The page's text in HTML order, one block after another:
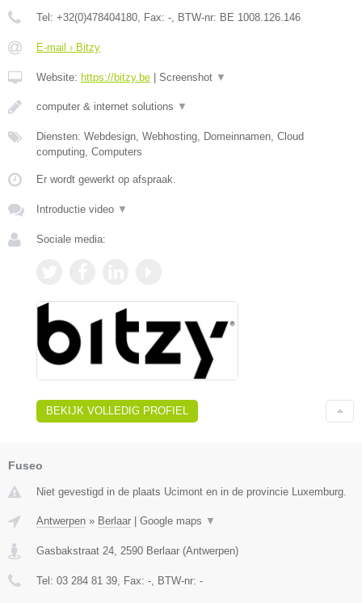
Tel: +32(0)478404180 , Fax: - , BTW-nr: BE 1008.126.146
E-mail › Bitzy
Website: https://bitzy.be | Screenshot ▼
computer & internet solutions ▼
Diensten: Webdesign, Webhosting, Domeinnamen, Cloud
computing, Computers
Er wordt gewerkt op afspraak.
Introductie video ▼
Sociale media:
BEKIJK VOLLEDIG PROFIEL
Fuseo
Niet gevestigd in de plaats Ucimont en in de provincie Luxemburg.
Antwerpen » Berlaar | Google maps ▼
Gasbakstraat 24 2590 Berlaar (Antwerpen)
Tel: 03 284 81 39 , Fax: - , BTW-nr: -